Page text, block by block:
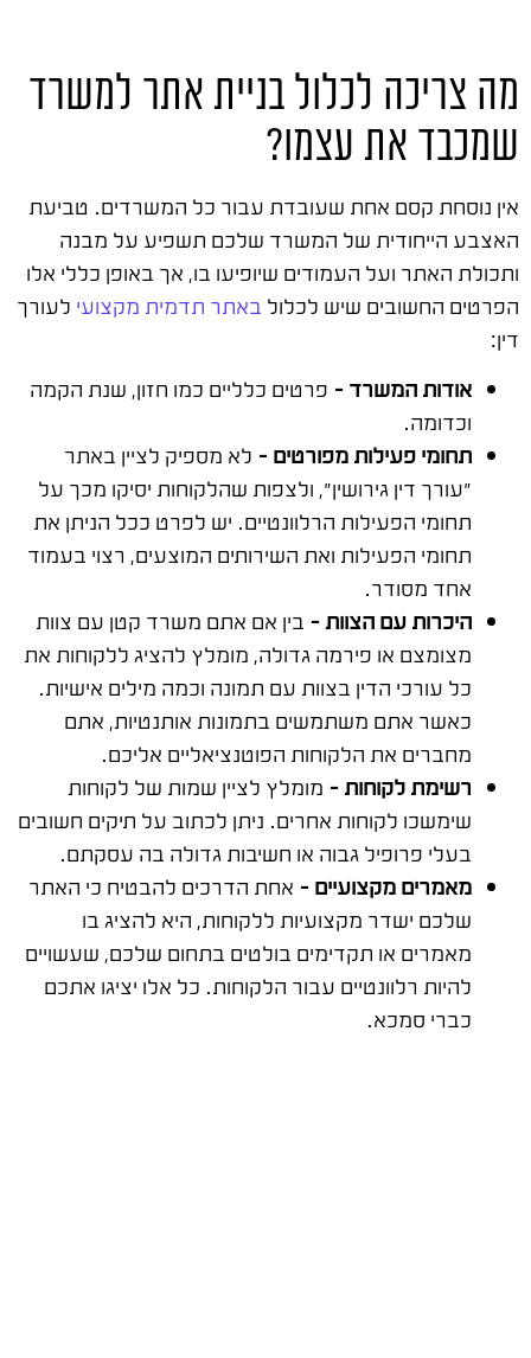
מה צריכה לכלול בניית אתר למשרד
שמכבד את עצמו?
אין נוסחת קסם אחת שעובדת עבור כל המשרדים. טביעת
האצבע הייחודית של המשרד שלכם תשפיע על מבנה
ותכולת האתר ועל העמודים שיופיעו בו, אך באופן כללי אלו
הפרטים החשובים שיש לכלול באתר תדמית מקצועי לעורך
דין:
אודות המשרד – פרטים כלליים כמו חזון, שנת הקמה
וכדומה.
תחומי פעילות מפורטים – לא מספיק לציין באתר
"עורך דין גירושין", ולצפות שהלקוחות יסיקו מכך על
תחומי הפעילות הרלוונטיים. יש לפרט ככל הניתן את
תחומי הפעילות ואת השירותים המוצעים, רצוי בעמוד
אחד מסודר.
היכרות עם הצוות – בין אם אתם משרד קטן עם צוות
מצומצם או פירמה גדולה, מומלץ להציג ללקוחות את
כל עורכי הדין בצוות עם תמונה וכמה מילים אישיות.
כאשר אתם משתמשים בתמונות אותנטיות, אתם
מחברים את הלקוחות הפוטנציאליים אליכם.
רשימת לקוחות – מומלץ לציין שמות של לקוחות
שימשכו לקוחות אחרים. ניתן לכתוב על תיקים חשובים
בעלי פרופיל גבוה או חשיבות גדולה בה עסקתם.
מאמרים מקצועיים – אחת הדרכים להבטיח כי האתר
שלכם ישדר מקצועיות ללקוחות, היא להציג בו
מאמרים או תקדימים בולטים בתחום שלכם, שעשויים
להיות רלוונטיים עבור הלקוחות. כל אלו יציגו אתכם
כברי סמכא.